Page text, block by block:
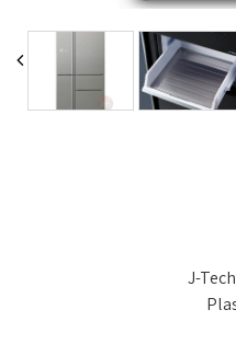
J-Tech